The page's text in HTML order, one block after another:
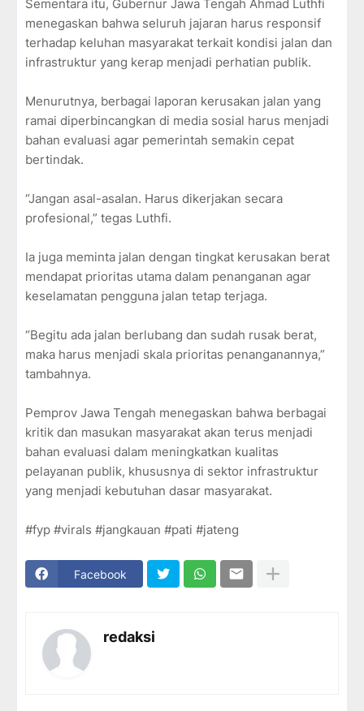
Sementara itu, Gubernur Jawa Tengah Ahmad Luthfi
menegaskan bahwa seluruh jajaran harus responsif
terhadap keluhan masyarakat terkait kondisi jalan dan
infrastruktur yang kerap menjadi perhatian publik.
Menurutnya, berbagai laporan kerusakan jalan yang
ramai diperbincangkan di media sosial harus menjadi
bahan evaluasi agar pemerintah semakin cepat
bertindak.
“Jangan asal-asalan. Harus dikerjakan secara
profesional,” tegas Luthfi.
Ia juga meminta jalan dengan tingkat kerusakan berat
mendapat prioritas utama dalam penanganan agar
keselamatan pengguna jalan tetap terjaga.
“Begitu ada jalan berlubang dan sudah rusak berat,
maka harus menjadi skala prioritas penanganannya,”
tambahnya.
Pemprov Jawa Tengah menegaskan bahwa berbagai
kritik dan masukan masyarakat akan terus menjadi
bahan evaluasi dalam meningkatkan kualitas
pelayanan publik, khususnya di sektor infrastruktur
yang menjadi kebutuhan dasar masyarakat.
#fyp #virals #jangkauan #pati #jateng
Facebook
redaksi